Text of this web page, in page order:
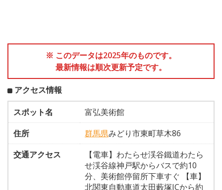
※ このデータは2025年のものです。
最新情報は順次更新予定です。
アクセス情報
スポット名
富弘美術館
住所
群馬県みどり市東町草木86
交通アクセス
【電車】わたらせ渓谷鐵道わたら
せ渓谷線神戸駅からバスで約10
分、美術館停留所下車すぐ 【車】
北関東自動車道太田藪塚ICから約